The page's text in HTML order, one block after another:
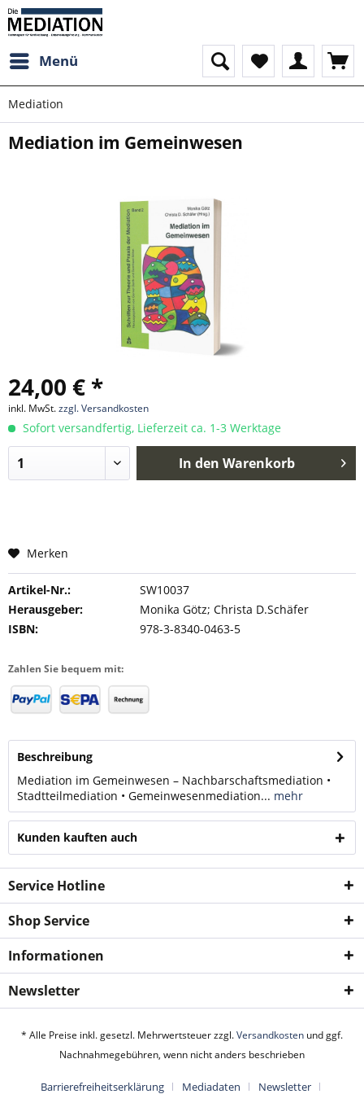
Menü
Mediation
Mediation im Gemeinwesen
24,00 € *
inkl. MwSt.zzgl. Versandkosten
Sofort versandfertig, Lieferzeit ca. 1-3 Werktage
In den Warenkorb
Merken
Artikel-Nr.:
SW10037
Herausgeber:
Monika Götz; Christa D.Schäfer
ISBN:
978-3-8340-0463-5
Zahlen Sie bequem mit:
Beschreibung
Mediation im Gemeinwesen – Nachbarschaftsmediation •
Stadtteilmediation • Gemeinwesenmediation... mehr
Kunden kauften auch
Service Hotline
Shop Service
Informationen
Newsletter
* Alle Preise inkl. gesetzl. Mehrwertsteuer zzgl.Versandkosten und ggf.
Nachnahmegebühren, wenn nicht anders beschrieben
Barrierefreiheitserklärung Mediadaten Newsletter